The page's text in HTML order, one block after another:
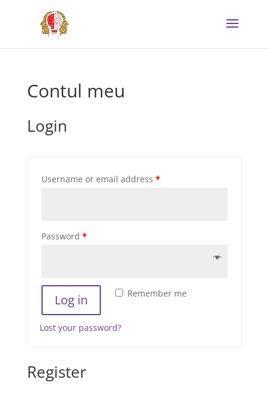
Contul meu
Login
Username or email address *
Password *
Remember me
Log in
Lost your password?
Register